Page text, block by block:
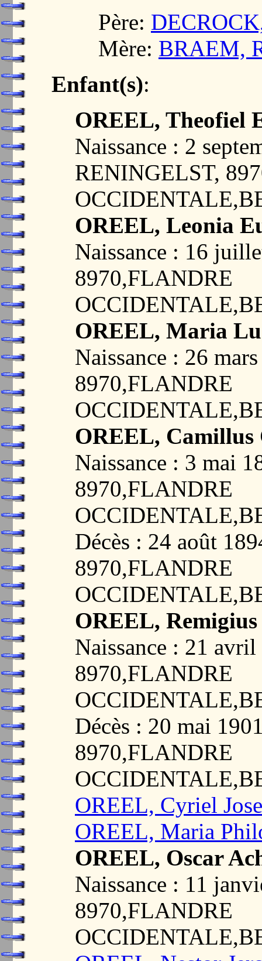
Père:
Mère: BRAEM,
Enfant(s):
OREEL, Theofiel
Naissance : 2
RENINGELST,
OREEL, Leonia
Naissance : 16
8970,FLANDRE
OREEL, Maria
Naissance : 26
8970,FLANDRE
OREEL,
Naissance : 3 mai
8970,FLANDRE
Décès : 24 août
8970,FLANDRE
OREEL,
Naissance : 21
8970,FLANDRE
Décès : 20 mai
8970,FLANDRE
OREEL, Cyriel
OREEL, Maria
OREEL, Oscar
Naissance : 11
8970,FLANDRE